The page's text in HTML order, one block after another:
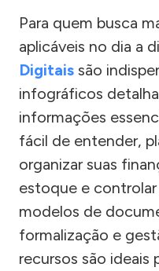
Para quem busca
aplicáveis no dia a
Digitais são
infográficos
informações
fácil de entender,
organizar suas
estoque e
modelos de
formalização e
recursos são ideais